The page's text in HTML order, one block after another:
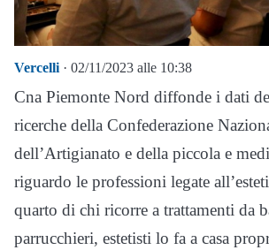
Vercelli · 02/11/2023 alle 10:38
Cna Piemonte Nord diffonde i dati
ricerche della Confederazione
dell’Artigianato e della piccola e
riguardo le professioni legate
quarto di chi ricorre a trattamenti da
parrucchieri, estetisti lo fa a casa